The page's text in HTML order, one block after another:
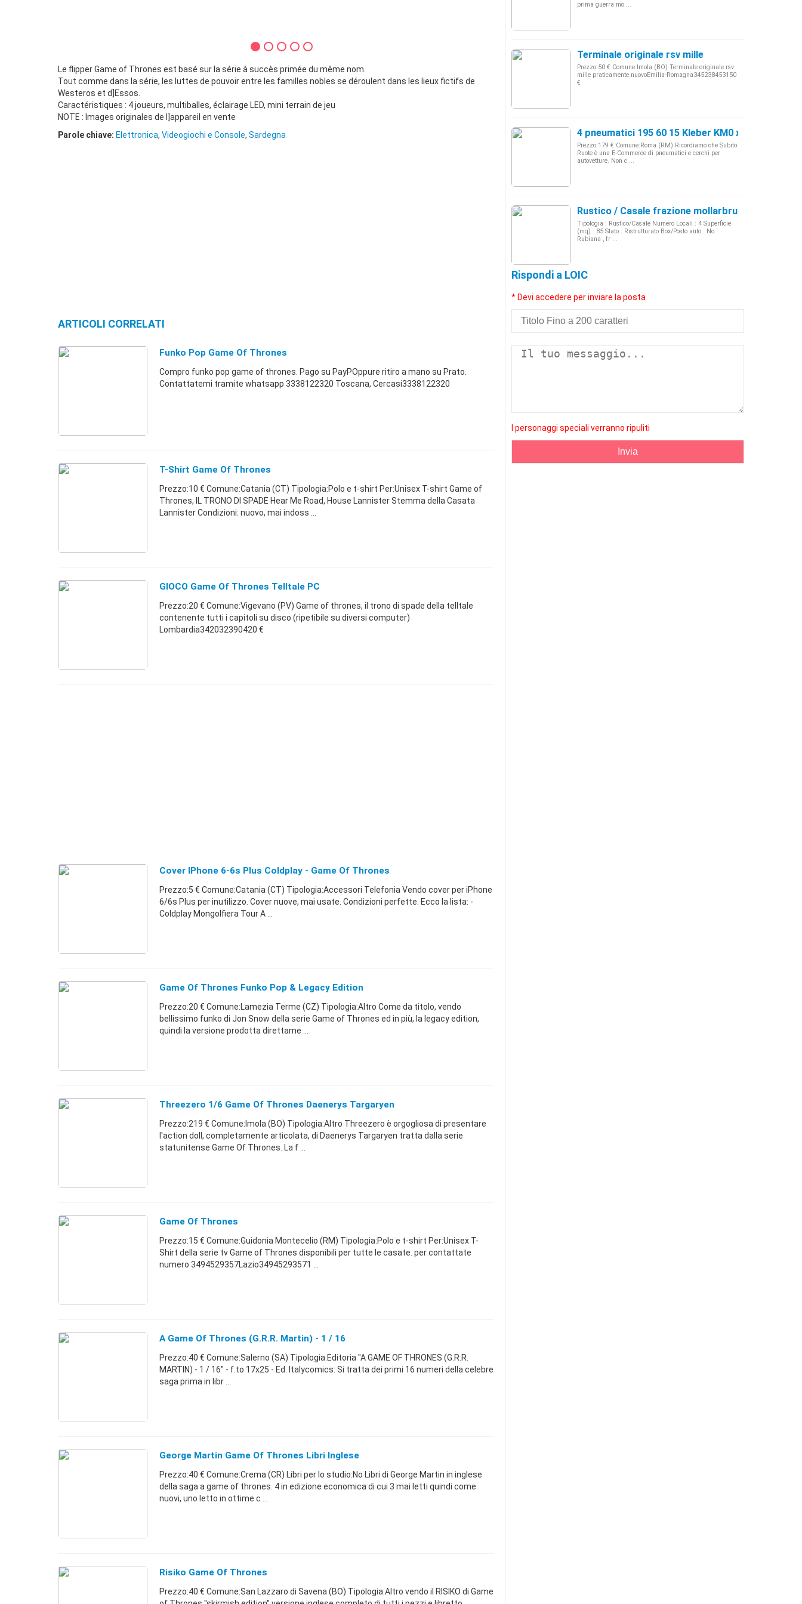
Le flipper Game of Thrones est basé sur la série à succès primée du même nom.
Tout comme dans la série, les luttes de pouvoir entre les familles nobles se déroulent dans les lieux fictifs de
Westeros et d]Essos.
Caractéristiques : 4 joueurs, multiballes, éclairage LED, mini terrain de jeu
NOTE : Images originales de l]appareil en vente
Parole chiave: Elettronica, Videogiochi e Console, Sardegna
ARTICOLI CORRELATI
Funko Pop Game Of Thrones
Compro funko pop game of thrones. Pago su PayPOppure ritiro a mano su Prato.
Contattatemi tramite whatsapp 3338122320 Toscana, Cercasi3338122320
T-Shirt Game Of Thrones
Prezzo:10 € Comune:Catania (CT) Tipologia:Polo e t-shirt Per:Unisex T-shirt Game of
Thrones, IL TRONO DI SPADE Hear Me Road, House Lannister Stemma della Casata
Lannister Condizioni: nuovo, mai indoss ...
GIOCO Game Of Thrones Telltale PC
Prezzo:20 € Comune:Vigevano (PV) Game of thrones, il trono di spade della telltale
contenente tutti i capitoli su disco (ripetibile su diversi computer)
Lombardia342032390420 €
Cover IPhone 6-6s Plus Coldplay - Game Of Thrones
Prezzo:5 € Comune:Catania (CT) Tipologia:Accessori Telefonia Vendo cover per iPhone
6/6s Plus per inutilizzo. Cover nuove, mai usate. Condizioni perfette. Ecco la lista: -
Coldplay Mongolfiera Tour A ...
Game Of Thrones Funko Pop & Legacy Edition
Prezzo:20 € Comune:Lamezia Terme (CZ) Tipologia:Altro Come da titolo, vendo
bellissimo funko di Jon Snow della serie Game of Thrones ed in più, la legacy edition,
quindi la versione prodotta direttame ...
Threezero 1/6 Game Of Thrones Daenerys Targaryen
Prezzo:219 € Comune:Imola (BO) Tipologia:Altro Threezero è orgogliosa di presentare
l'action doll, completamente articolata, di Daenerys Targaryen tratta dalla serie
statunitense Game Of Thrones. La f ...
Game Of Thrones
Prezzo:15 € Comune:Guidonia Montecelio (RM) Tipologia:Polo e t-shirt Per:Unisex T-
Shirt della serie tv Game of Thrones disponibili per tutte le casate. per contattate
numero 3494529357Lazio34945293571 ...
A Game Of Thrones (g.r.r. Martin) - 1 / 16
Prezzo:40 € Comune:Salerno (SA) Tipologia:Editoria "A GAME OF THRONES (G.R.R.
MARTIN) - 1 / 16" - f.to 17x25 - Ed. Italycomics: Si tratta dei primi 16 numeri della celebre
saga prima in libr ...
George Martin Game Of Thrones Libri Inglese
Prezzo:40 € Comune:Crema (CR) Libri per lo studio:No Libri di George Martin in inglese
della saga a game of thrones. 4 in edizione economica di cui 3 mai letti quindi come
nuovi, uno letto in ottime c ...
Risiko Game Of Thrones
Prezzo:40 € Comune:San Lazzaro di Savena (BO) Tipologia:Altro vendo il RISIKO di Game
prima guerra mo ...
Terminale originale rsv mille
Prezzo:50 € Comune:Imola (BO) Terminale originale rsv
mille praticamente nuovoEmilia-Romagna345238453150
€
4 pneumatici 195 60 15 Kleber KM0 x Fiat Idea
Prezzo:179 € Comune:Roma (RM) Ricordiamo che Subito
Ruote è una E-Commerce di pneumatici e cerchi per
autovetture. Non c ...
Rustico / Casale frazione mollarbrunatto,
Tipologia : Rustico/Casale Numero Locali : 4 Superficie
(mq) : 85 Stato : Ristrutturato Box/Posto auto : No
Rubiana , fr ...
Rispondi a LOIC
* Devi accedere per inviare la posta
I personaggi speciali verranno ripuliti